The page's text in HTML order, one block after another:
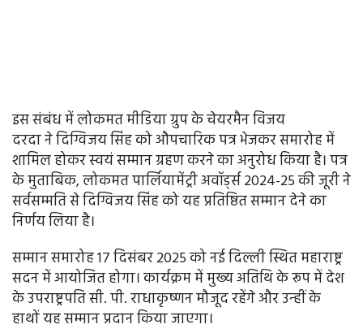
इस संबंध में लोकमत मीडिया ग्रुप के चेयरमैन विजय
दरदा ने दिग्विजय सिंह को औपचारिक पत्र भेजकर समारोह में
शामिल होकर स्वयं सम्मान ग्रहण करने का अनुरोध किया है। पत्र
के मुताबिक, लोकमत पार्लियामेंट्री अवॉर्ड्स 2024-25 की जूरी ने
सर्वसम्मति से दिग्विजय सिंह को यह प्रतिष्ठित सम्मान देने का
निर्णय लिया है।
सम्मान समारोह 17 दिसंबर 2025 को नई दिल्ली स्थित महाराष्ट्र
सदन में आयोजित होगा। कार्यक्रम में मुख्य अतिथि के रूप में देश
के उपराष्ट्रपति सी. पी. राधाकृष्णन मौजूद रहेंगे और उन्हीं के
हाथों यह सम्मान प्रदान किया जाएगा।